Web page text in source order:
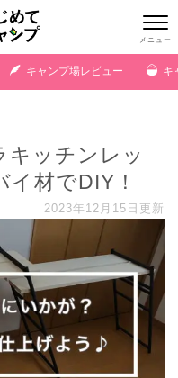
キャンプ場レビュー キ
キッチンレッ
材でDIY！
2023年12月15日更新